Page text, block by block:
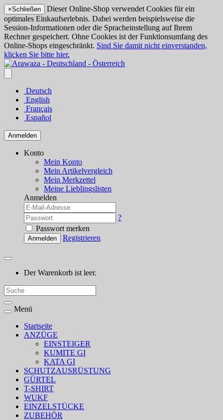
×Schließen
Dieser Online-Shop verwendet Cookies für ein
optimales Einkaufserlebnis. Dabei werden beispielsweise die
Session-Informationen oder die Spracheinstellung auf Ihrem
Rechner gespeichert. Ohne Cookies ist der Funktionsumfang des
Online-Shops eingeschränkt. Sind Sie damit nicht einverstanden,
klicken Sie bitte hier.
Deutsch
English
Français
Español
Anmelden
Konto
Mein Konto
Mein Artikelvergleich
Mein Merkzettel
Meine Lieblingslisten
Anmelden
?
Passwort merken
Anmelden Registrieren
Der Warenkorb ist leer.
Menü
Startseite
ANZÜGE
EINSTEIGER
KUMITE GI
KATA GI
SCHUTZAUSRÜSTUNG
GÜRTEL
T-SHIRT
WUKF
EINZELSTÜCKE
ZUBEHÖR